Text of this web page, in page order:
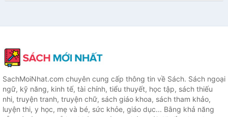
SachMoiNhat.com chuyên cung cấp thông tin về Sách. Sách ngoại
ngữ, kỹ năng, kinh tế, tài chính, tiểu thuyết, học tập, sách thiếu
nhi, truyện tranh, truyện chữ, sách giáo khoa, sách tham khảo,
luyện thi, y học, mẹ và bé, sức khỏe, giáo dục... Bằng khả năng